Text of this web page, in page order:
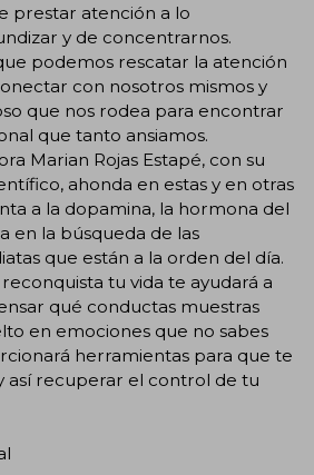
prestar atención a lo
y de concentrarnos.
podemos rescatar la atención
con nosotros mismos y
que nos rodea para encontrar
que tanto ansiamos.
Marian Rojas Estapé, con su
ahonda en estas y en otras
a la dopamina, la hormona del
en la búsqueda de las
que están a la orden del día.
tu vida te ayudará a
qué conductas muestras
en emociones que no sabes
herramientas para que te
así recuperar el control de tu